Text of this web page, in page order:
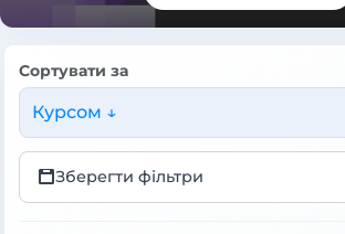
Сортувати за
Курсом ↓
Зберегти фільтри